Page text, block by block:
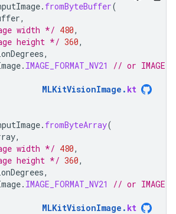
. fromByteBuffer(
,
width */ 480,
height */ 360,
,
. IMAGE_FORMAT_NV21
// or
MLKitVisionImage . kt
. fromByteArray(
,
width */ 480,
height */ 360,
,
. IMAGE_FORMAT_NV21
// or
MLKitVisionImage . kt